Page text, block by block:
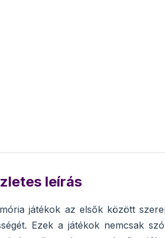
leírás
játékok az elsők között
Ezek a játékok nemcsak